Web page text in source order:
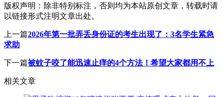
版权声明： 除非特别标注，否则均为本站原创文章，转载时请
以链接形式注明文章出处。
上一篇2026年第一批弄丢身份证的考生出现了：3名学生紧急
求助
下一篇被蚊子咬了能迅速止痒的4个方法！希望大家都用不上
相关文章